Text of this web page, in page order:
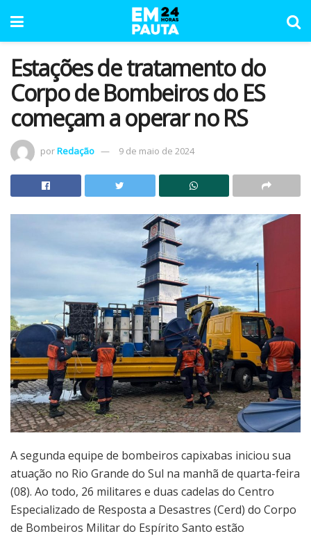
Estações de tratamento do
Corpo de Bombeiros do ES
começam a operar no RS
porRedação 9 de maio de 2024
A segunda equipe de bombeiros capixabas iniciou sua
atuação no Rio Grande do Sul na manhã de quarta-feira
(08). Ao todo, 26 militares e duas cadelas do Centro
Especializado de Resposta a Desastres (Cerd) do Corpo
de Bombeiros Militar do Espírito Santo estão